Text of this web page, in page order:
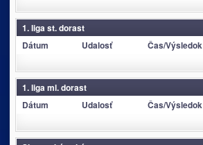
1. liga st. dorast
Dátum
Udalosť Čas/Výsledok
1. liga ml. dorast
Dátum
Udalosť Čas/Výsledok